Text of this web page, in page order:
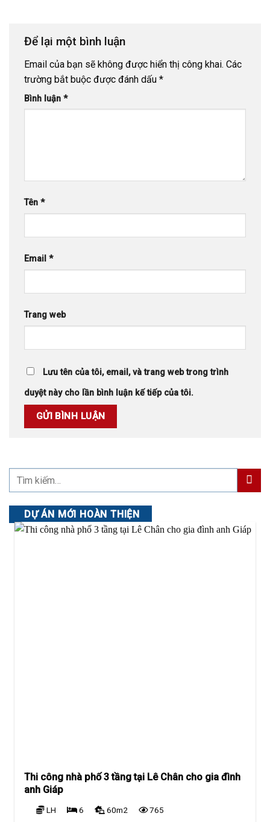
Để lại một bình luận
Email của bạn sẽ không được hiển thị công khai. Các
trường bắt buộc được đánh dấu *
Bình luận *
Tên *
Email *
Trang web
Lưu tên của tôi, email, và trang web trong trình
duyệt này cho lần bình luận kế tiếp của tôi.
DỰ ÁN MỚI HOÀN THIỆN
Thi công nhà phố 3 tầng tại Lê Chân cho gia đình
anh Giáp
LH 6 60m2 765